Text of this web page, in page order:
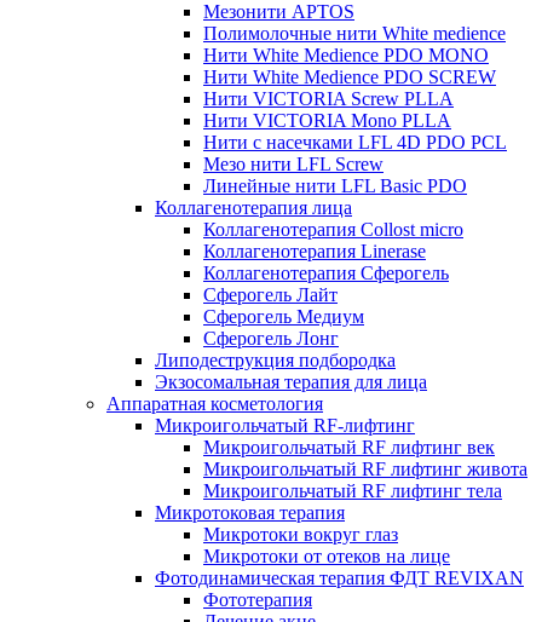
Мезонити APTOS
Полимолочные нити White medience
Нити White Medience PDO MONO
Нити White Medience PDO SCREW
Нити VICTORIA Screw PLLA
Нити VICTORIA Mono PLLA
Нити с насечками LFL 4D PDO PCL
Мезо нити LFL Screw
Линейные нити LFL Basic PDO
Коллагенотерапия лица
Коллагенотерапия Collost micro
Коллагенотерапия Linerase
Коллагенотерапия Сферогель
Сферогель Лайт
Сферогель Медиум
Сферогель Лонг
Липодеструкция подбородка
Экзосомальная терапия для лица
Аппаратная косметология
Микроигольчатый RF-лифтинг
Микроигольчатый RF лифтинг век
Микроигольчатый RF лифтинг живота
Микроигольчатый RF лифтинг тела
Микротоковая терапия
Микротоки вокруг глаз
Микротоки от отеков на лице
Фотодинамическая терапия ФДТ REVIXAN
Фототерапия